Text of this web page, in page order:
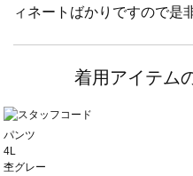
ィネートばかりですので是
着用アイテム
パンツ
4L
杢グレー